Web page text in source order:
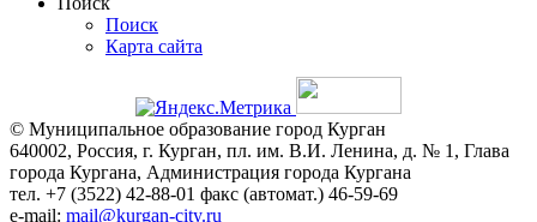
Поиск
Карта сайта
© Муниципальное образование город Курган
640002, Россия, г. Курган, пл. им. В.И. Ленина, д. № 1, Глава
города Кургана, Администрация города Кургана
тел. +7 (3522) 42-88-01 факс (автомат.) 46-59-69
e-mail: mail@kurgan-city.ru